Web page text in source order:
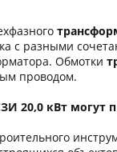
с разными
Обмотки
проводом.
20,0 кВт могут